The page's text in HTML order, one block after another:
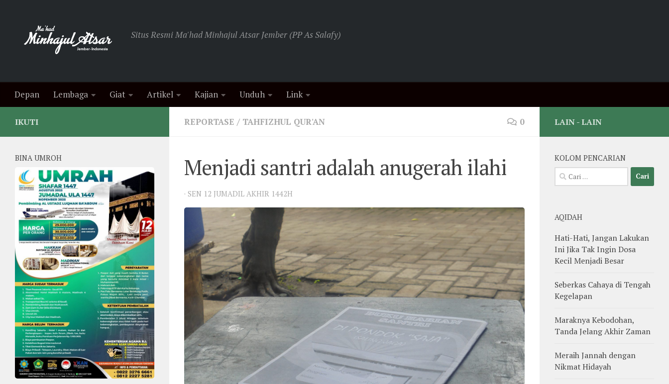
Situs Resmi Ma'had Minhajul Atsar Jember (PP As Salafy)
Depan Lembaga Giat Artikel Kajian Unduh Link
REPORTASE / TAHFIZHUL QUR'AN 0
Menjadi santri adalah anugerah ilahi
· SEN 12 JUMADIL AKHIR 1442H
IKUTI
BINA UMROH
LAIN - LAIN
KOLOM PENCARIAN
Cari
untuk:
AQIDAH
Hati-Hati, Jangan Lakukan
Ini Jika Tak Ingin Dosa
Kecil Menjadi Besar
Seberkas Cahaya di Tengah
Kegelapan
Maraknya Kebodohan,
Tanda Jelang Akhir Zaman
Meraih Jannah dengan
Nikmat Hidayah